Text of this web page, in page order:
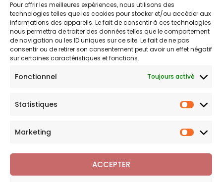
Pour offrir les meilleures expériences, nous utilisons des
technologies telles que les cookies pour stocker et/ou accéder aux
informations des appareils. Le fait de consentir à ces technologies
nous permettra de traiter des données telles que le comportement
de navigation ou les ID uniques sur ce site. Le fait de ne pas
consentir ou de retirer son consentement peut avoir un effet négatif
sur certaines caractéristiques et fonctions.
Fonctionnel Toujours activé
Statistiques
Marketing
ACCEPTER
Politique d’expédition
Politique de confidentialité
Politique de remboursements
Conditions générales de vente et d’utilisation
Bijoux Breloque est votre boutique en ligne de référence sur
bijoux ou une demande sur votre commande,
contactez-